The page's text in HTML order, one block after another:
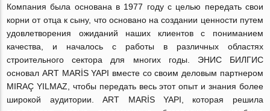
Компания была основана в 1977 году с целью передать свои
корни от отца к сыну, что основано на создании ценности путем
удовлетворения ожиданий наших клиентов с пониманием
качества, и началось с работы в различных областях
строительного сектора для многих годы. ЭНИС БИЛГИС
основал ART MARİS YAPI вместе со своим деловым партнером
MIRAÇ YILMAZ, чтобы передать весь этот опыт и знания более
широкой аудитории. ART MARİS YAPI, которая решила